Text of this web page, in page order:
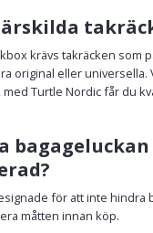
krävs takräcken som
original eller universella.
Turtle Nordic får du
bagageluckan
för att inte hindra
måtten innan köp.